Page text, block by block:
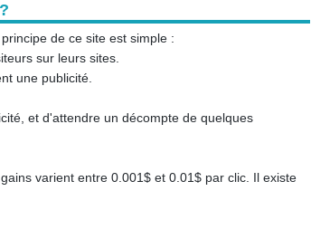
de ce site est simple :
sur leurs sites.
une publicité.
et d'attendre un décompte de quelques
varient entre 0.001$ et 0.01$ par clic. Il existe